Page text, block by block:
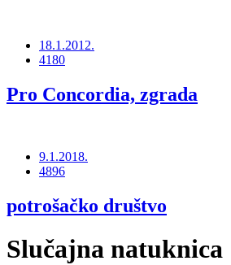
18.1.2012.
4180
Pro Concordia, zgrada
9.1.2018.
4896
potrošačko društvo
Slučajna natuknica